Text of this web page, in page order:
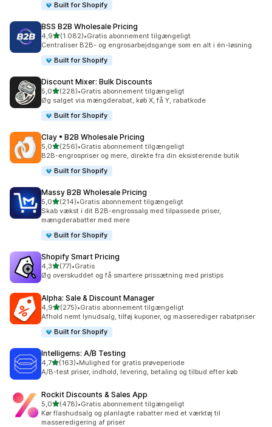
Built for Shopify
BSS B2B Wholesale Pricing
4,9ud af 5 stjerner
(1.082)
1082 anmeldelser i alt
•Gratis abonnement tilgængeligt
Centraliser B2B- og engrosarbejdsgange som en alt i én-løsning
Built for Shopify
Discount Mixer: Bulk Discounts
5,0ud af 5 stjerner
(228)
228 anmeldelser i alt
•Gratis abonnement tilgængeligt
Øg salget via mængderabat, køb X, få Y, rabatkode
Built for Shopify
Clay • B2B Wholesale Pricing
5,0ud af 5 stjerner
(256)
256 anmeldelser i alt
•Gratis abonnement tilgængeligt
B2B-engrospriser og mere, direkte fra din eksisterende butik
Built for Shopify
Massy B2B Wholesale Pricing
5,0ud af 5 stjerner
(214)
214 anmeldelser i alt
•Gratis abonnement tilgængeligt
Skab vækst i dit B2B-engrossalg med tilpassede priser,
mængderabatter med mere
Built for Shopify
Shopify Smart Pricing
4,3ud af 5 stjerner
(77)
77 anmeldelser i alt
•Gratis
Øg overskuddet og få smartere prissætning med pristips
Alpha: Sale & Discount Manager
4,9ud af 5 stjerner
(275)
275 anmeldelser i alt
•Gratis abonnement tilgængeligt
Afhold nemt lynudsalg, tilføj kuponer, og masserediger rabatpriser
Built for Shopify
Intelligems: A/B Testing
4,7ud af 5 stjerner
(163)
163 anmeldelser i alt
•Mulighed for gratis prøveperiode
A/B-test priser, indhold, levering, betaling og tilbud efter køb
Rockit Discounts & Sales App
5,0ud af 5 stjerner
(478)
478 anmeldelser i alt
•Gratis abonnement tilgængeligt
Kør flashudsalg og planlagte rabatter med et værktøj til
masseredigering af priser